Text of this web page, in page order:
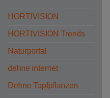
HORTIVISION
HORTIVISION Trends
Naturportal
dehne internet
Dehne Topfpflanzen